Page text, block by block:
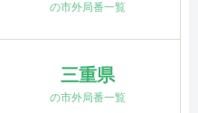
の市外局番一覧
三重県
の市外局番一覧